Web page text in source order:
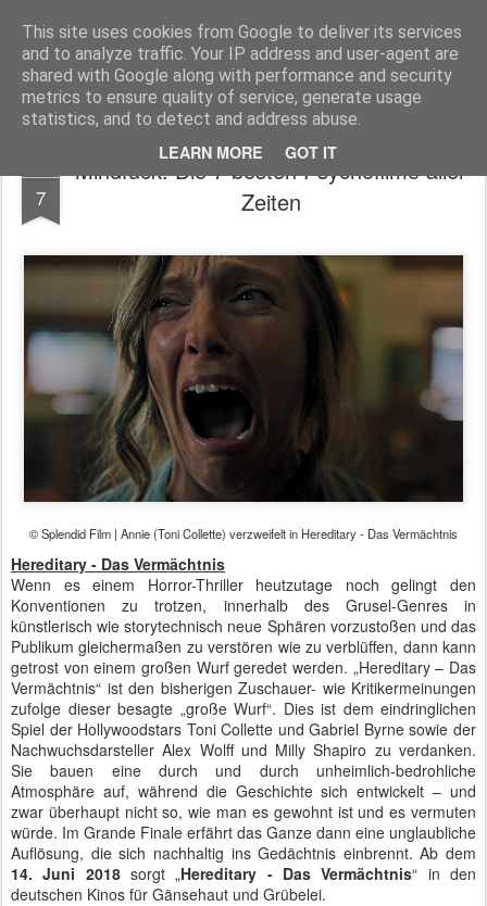
This site uses cookies from Google to deliver its services
and to analyze traffic. Your IP address and user-agent are
shared with Google along with performance and security
metrics to ensure quality of service, generate usage
statistics, and to detect and address abuse.
LEARN MORE GOT IT
MyKinoTrailer
Pages
7
Mindfuck: Die 7 besten Psychofilme aller
Zeiten
© Splendid Film | Annie (Toni Collette) verzweifelt in Hereditary - Das Vermächtnis
Hereditary - Das Vermächtnis
Wenn es einem Horror-Thriller heutzutage noch gelingt den
Konventionen zu trotzen, innerhalb des Grusel-Genres in
künstlerisch wie storytechnisch neue Sphären vorzustoßen und das
Publikum gleichermaßen zu verstören wie zu verblüffen, dann kann
getrost von einem großen Wurf geredet werden. „Hereditary – Das
Vermächtnis“ ist den bisherigen Zuschauer- wie Kritikermeinungen
zufolge dieser besagte „große Wurf“. Dies ist dem eindringlichen
Spiel der Hollywoodstars Toni Collette und Gabriel Byrne sowie der
Nachwuchsdarsteller Alex Wolff und Milly Shapiro zu verdanken.
Sie bauen eine durch und durch unheimlich-bedrohliche
Atmosphäre auf, während die Geschichte sich entwickelt – und
zwar überhaupt nicht so, wie man es gewohnt ist und es vermuten
würde. Im Grande Finale erfährt das Ganze dann eine unglaubliche
Auflösung, die sich nachhaltig ins Gedächtnis einbrennt. Ab dem
14. Juni 2018sorgt „Hereditary - Das Vermächtnis“ in den
deutschen Kinos für Gänsehaut und Grübelei.